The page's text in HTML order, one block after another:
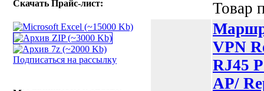
Скачать Прайс-лист:
Подписаться на рассылку
Товар
VPN
RJ45
AP/